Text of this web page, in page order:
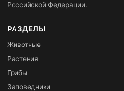
Российской Федерации.
РАЗДЕЛЫ
Животные
Растения
Грибы
Заповедники